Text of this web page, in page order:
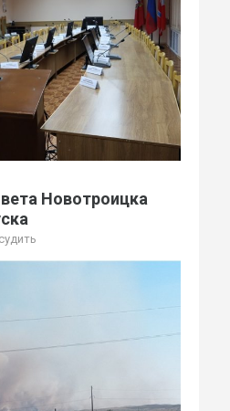
Новотроицка